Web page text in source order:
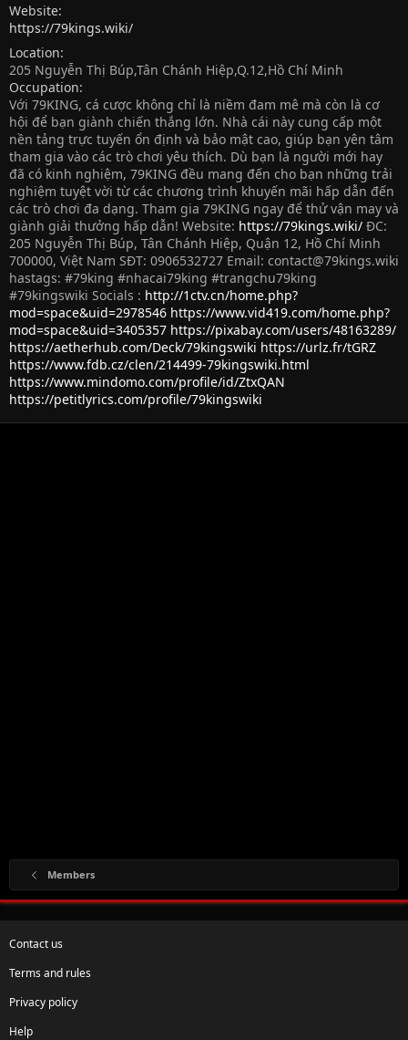
Website
https://79kings.wiki/
Location
205 Nguyễn Thị Búp,Tân Chánh Hiệp,Q.12,Hồ Chí Minh
Occupation
Với 79KING, cá cược không chỉ là niềm đam mê mà còn là cơ
hội để bạn giành chiến thắng lớn. Nhà cái này cung cấp một
nền tảng trực tuyến ổn định và bảo mật cao, giúp bạn yên tâm
tham gia vào các trò chơi yêu thích. Dù bạn là người mới hay
đã có kinh nghiệm, 79KING đều mang đến cho bạn những trải
nghiệm tuyệt vời từ các chương trình khuyến mãi hấp dẫn đến
các trò chơi đa dạng. Tham gia 79KING ngay để thử vận may và
giành giải thưởng hấp dẫn! Website: https://79kings.wiki/ ĐC:
205 Nguyễn Thị Búp, Tân Chánh Hiệp, Quận 12, Hồ Chí Minh
700000, Việt Nam SĐT: 0906532727 Email: contact@79kings.wiki
hastags: #79king #nhacai79king #trangchu79king
#79kingswiki Socials : http://1ctv.cn/home.php?
mod=space&uid=2978546 https://www.vid419.com/home.php?
mod=space&uid=3405357 https://pixabay.com/users/48163289/
https://aetherhub.com/Deck/79kingswiki https://urlz.fr/tGRZ
https://www.fdb.cz/clen/214499-79kingswiki.html
https://www.mindomo.com/profile/id/ZtxQAN
https://petitlyrics.com/profile/79kingswiki
Members
Contact us
Terms and rules
Privacy policy
Help